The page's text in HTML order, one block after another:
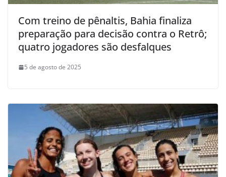
Com treino de pênaltis, Bahia finaliza
preparação para decisão contra o Retrô;
quatro jogadores são desfalques
5 de agosto de 2025